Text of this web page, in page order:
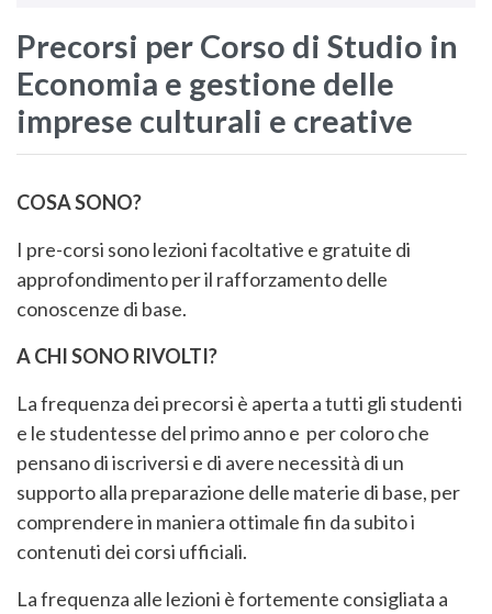
Precorsi per Corso di Studio in
Economia e gestione delle
imprese culturali e creative
COSA SONO?
I pre-corsi sono lezioni facoltative e gratuite di
approfondimento per il rafforzamento delle
conoscenze di base.
A CHI SONO RIVOLTI?
La frequenza dei precorsi è aperta a tutti gli studenti
e le studentesse del primo anno e per coloro che
pensano di iscriversi e di avere necessità di un
supporto alla preparazione delle materie di base, per
comprendere in maniera ottimale fin da subito i
contenuti dei corsi ufficiali.
La frequenza alle lezioni è fortemente consigliata a